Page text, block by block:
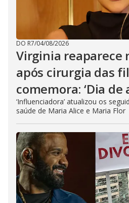
DO R7/04/08/2026
Virginia reaparece
após cirurgia das
comemora: ‘Dia de
‘Influenciadora’ atualizou os
saúde de Maria Alice e Maria Flor